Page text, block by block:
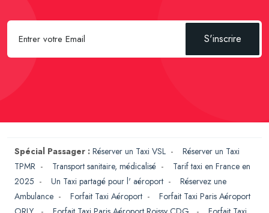
S'inscrire
Spécial Passager : Réserver un Taxi VSL - Réserver un Taxi
TPMR - Transport sanitaire, médicalisé - Tarif taxi en France en
2025 - Un Taxi partagé pour l' aéroport - Réservez une
Ambulance - Forfait Taxi Aéroport - Forfait Taxi Paris Aéroport